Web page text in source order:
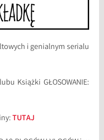
i genialnym serialu
Książki GŁOSOWANIE:
TUTAJ